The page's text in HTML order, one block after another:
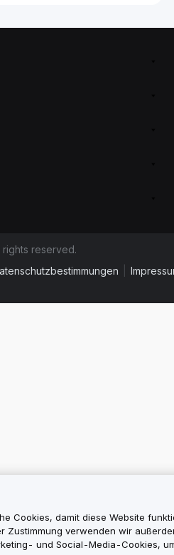
reserved.
Cookies, damit diese Website
Zustimmung verwenden wir
und Social-Media-Cookies,